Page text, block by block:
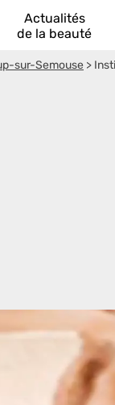
Actualités
de la beauté
sur-Semouse >